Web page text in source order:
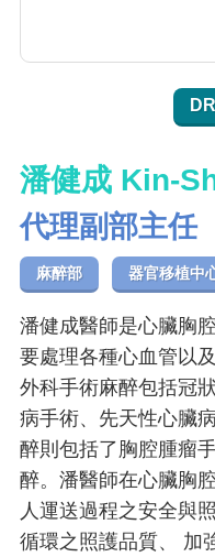
潘健成 Kin-
代理副部主任
麻醉部 器官移植中
潘健成醫師是心臟胸
要處理各種心血管以
外科手術麻醉包括冠
病手術、先天性心臟
醉則包括了胸腔腫瘤
醉。潘醫師在心臟胸
人運送過程之安全與
循環之照護品質、 加